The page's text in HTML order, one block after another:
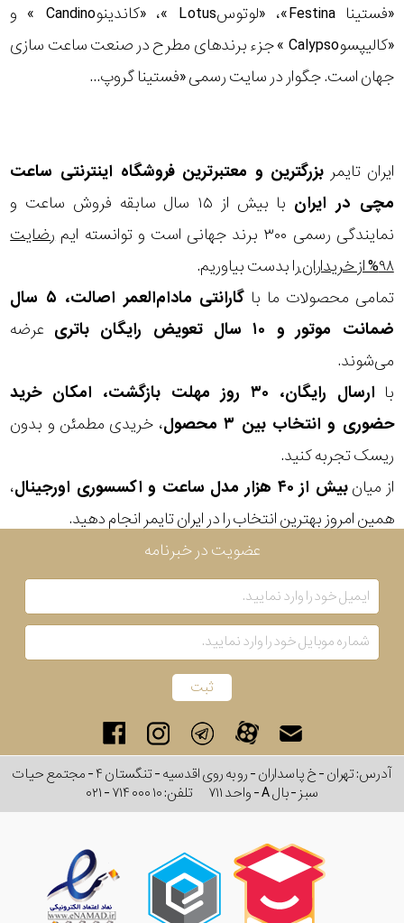
«فستینا Festina»، «لوتوسLotus »، «کاندینوCandino » و
«کالیپسوCalypso » جزء برندهای مطرح در صنعت ساعت سازی
جهان است. جگوار در سایت رسمی «فستینا گروپ...
ایران تایمر بزرگترین و معتبرترین فروشگاه اینترنتی ساعت
مچی در ایران
با بیش از ۱۵ سال سابقه فروش ساعت و
نمایندگی رسمی ۳۰۰ برند جهانی است و توانسته ایم
رضایت
۹۸% از خریداران
را بدست بیاوریم.
تمامی محصولات ما با
گارانتی مادام‌العمر اصالت، ۵ سال
ضمانت موتور و ۱۰ سال تعویض رایگان باتری
عرضه
می‌شوند.
با
ارسال رایگان، ۳۰ روز مهلت بازگشت، امکان خرید
حضوری و انتخاب بین ۳ محصول
، خریدی مطمئن و بدون
ریسک تجربه کنید.
از میانبیش از ۴۰ هزار مدل ساعت و اکسسوری اورجینال
،
همین امروز بهترین انتخاب را در ایران تایمر انجام دهید.
صفحه
آب
شکل
قاب
ویژگی
نوع
موتور
رنگ
بکار
رفته
ساعت
نمایش
جنس
کشور
عضویت در خبرنامه
آدرس: تهران - خ پاسداران - رو به روی اقدسیه - تنگستان ۴ - مجتمع حیات
سبز - بال A - واحد ۷۱۱
تلفن:۰۲۱ - ۷۱۴ ۰۰۰ ۱۰